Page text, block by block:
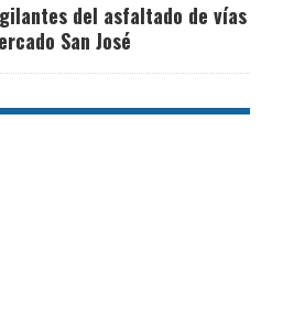
del asfaltado de vías
San José